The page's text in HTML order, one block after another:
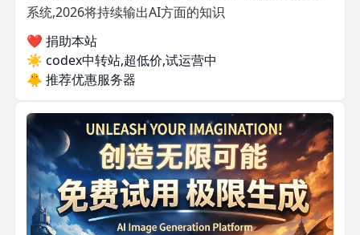
系统,2026将持续输出AI方面的知识
❤️ 捐助本站
☀️ codex中转站,超低价,试运营中
🐥 推荐优惠服务器